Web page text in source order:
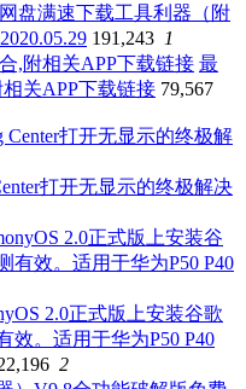
盘满速下载工具利器（附
191,243 1
最
关APP下载链接 79,567
打开无显示的终极解决
2.0正式版上安装谷歌
效。适用于华为P50 P40
2